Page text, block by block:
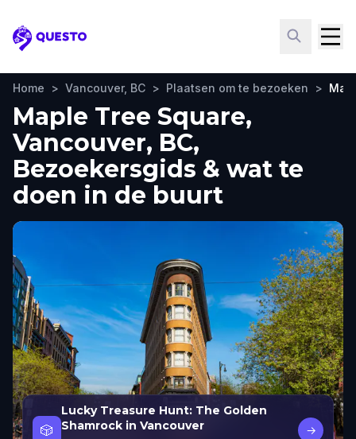
Questo
Home > Vancouver, BC > Plaatsen om te bezoeken >
Maple Tree Square,
Vancouver, BC,
Bezoekersgids & wat te
doen in de buurt
🎲
Lucky Treasure Hunt: The Golden
Shamrock in Vancouver
→